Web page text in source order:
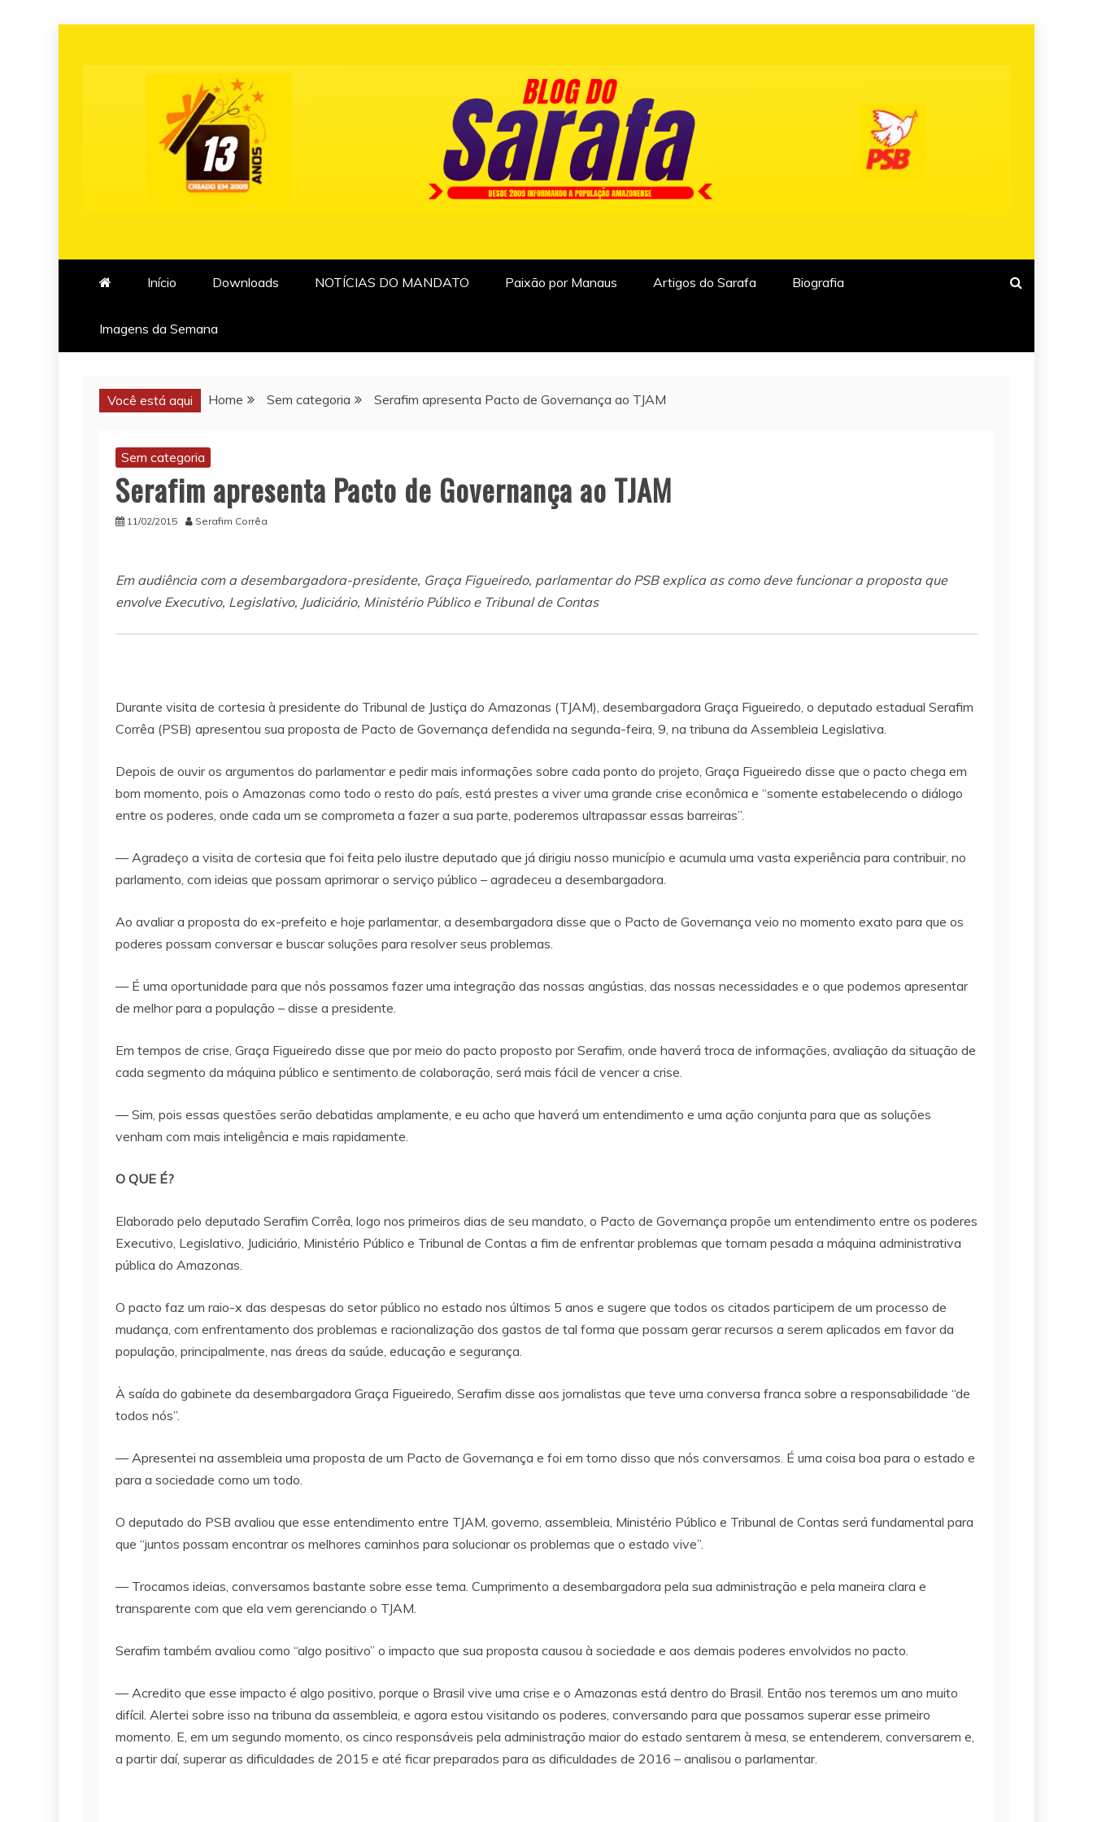
Início Downloads NOTÍCIAS DO MANDATO Paixão por Manaus Artigos do Sarafa Biografia
Imagens da Semana
Você está aqui Home Sem categoria Serafim apresenta Pacto de Governança ao TJAM
Sem categoria
Serafim apresenta Pacto de Governança ao TJAM
11/02/2015 Serafim Corrêa
Em audiência com a desembargadora-presidente, Graça Figueiredo, parlamentar do PSB explica as como deve funcionar a proposta que
envolve Executivo, Legislativo, Judiciário, Ministério Público e Tribunal de Contas
Durante visita de cortesia à presidente do Tribunal de Justiça do Amazonas (TJAM), desembargadora Graça Figueiredo, o deputado estadual Serafim
Corrêa (PSB) apresentou sua proposta de Pacto de Governança defendida na segunda-feira, 9, na tribuna da Assembleia Legislativa.
Depois de ouvir os argumentos do parlamentar e pedir mais informações sobre cada ponto do projeto, Graça Figueiredo disse que o pacto chega em
bom momento, pois o Amazonas como todo o resto do país, está prestes a viver uma grande crise econômica e “somente estabelecendo o diálogo
entre os poderes, onde cada um se comprometa a fazer a sua parte, poderemos ultrapassar essas barreiras”.
— Agradeço a visita de cortesia que foi feita pelo ilustre deputado que já dirigiu nosso município e acumula uma vasta experiência para contribuir, no
parlamento, com ideias que possam aprimorar o serviço público – agradeceu a desembargadora.
Ao avaliar a proposta do ex-prefeito e hoje parlamentar, a desembargadora disse que o Pacto de Governança veio no momento exato para que os
poderes possam conversar e buscar soluções para resolver seus problemas.
— É uma oportunidade para que nós possamos fazer uma integração das nossas angústias, das nossas necessidades e o que podemos apresentar
de melhor para a população – disse a presidente.
Em tempos de crise, Graça Figueiredo disse que por meio do pacto proposto por Serafim, onde haverá troca de informações, avaliação da situação de
cada segmento da máquina público e sentimento de colaboração, será mais fácil de vencer a crise.
— Sim, pois essas questões serão debatidas amplamente, e eu acho que haverá um entendimento e uma ação conjunta para que as soluções
venham com mais inteligência e mais rapidamente.
O QUE É?
Elaborado pelo deputado Serafim Corrêa, logo nos primeiros dias de seu mandato, o Pacto de Governança propõe um entendimento entre os poderes
Executivo, Legislativo, Judiciário, Ministério Público e Tribunal de Contas a fim de enfrentar problemas que tornam pesada a máquina administrativa
pública do Amazonas.
O pacto faz um raio-x das despesas do setor público no estado nos últimos 5 anos e sugere que todos os citados participem de um processo de
mudança, com enfrentamento dos problemas e racionalização dos gastos de tal forma que possam gerar recursos a serem aplicados em favor da
população, principalmente, nas áreas da saúde, educação e segurança.
À saída do gabinete da desembargadora Graça Figueiredo, Serafim disse aos jornalistas que teve uma conversa franca sobre a responsabilidade “de
todos nós”.
— Apresentei na assembleia uma proposta de um Pacto de Governança e foi em torno disso que nós conversamos. É uma coisa boa para o estado e
para a sociedade como um todo.
O deputado do PSB avaliou que esse entendimento entre TJAM, governo, assembleia, Ministério Público e Tribunal de Contas será fundamental para
que “juntos possam encontrar os melhores caminhos para solucionar os problemas que o estado vive”.
— Trocamos ideias, conversamos bastante sobre esse tema. Cumprimento a desembargadora pela sua administração e pela maneira clara e
transparente com que ela vem gerenciando o TJAM.
Serafim também avaliou como “algo positivo” o impacto que sua proposta causou à sociedade e aos demais poderes envolvidos no pacto.
— Acredito que esse impacto é algo positivo, porque o Brasil vive uma crise e o Amazonas está dentro do Brasil. Então nos teremos um ano muito
difícil. Alertei sobre isso na tribuna da assembleia, e agora estou visitando os poderes, conversando para que possamos superar esse primeiro
momento. E, em um segundo momento, os cinco responsáveis pela administração maior do estado sentarem à mesa, se entenderem, conversarem e,
a partir daí, superar as dificuldades de 2015 e até ficar preparados para as dificuldades de 2016 – analisou o parlamentar.